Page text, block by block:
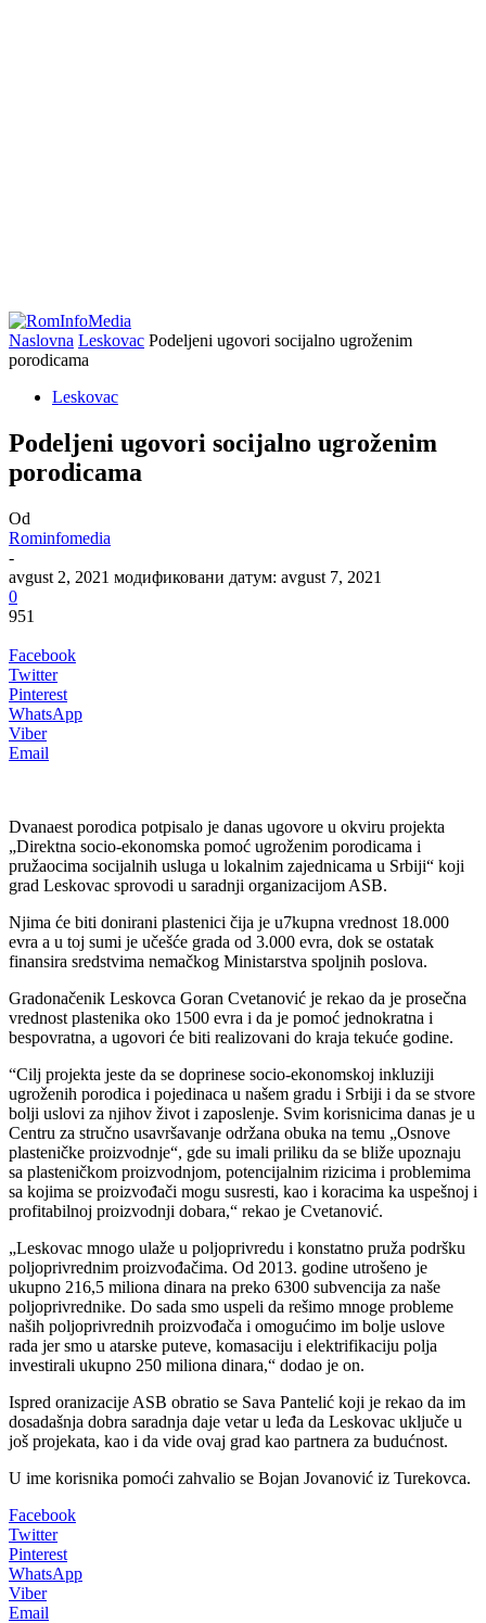
Naslovna Leskovac Podeljeni ugovori socijalno ugroženim
porodicama
Leskovac
Podeljeni ugovori socijalno ugroženim
porodicama
Od
Rominfomedia
-
avgust 2, 2021 модификовани датум: avgust 7, 2021
0
951
Facebook
Twitter
Pinterest
WhatsApp
Viber
Email
Dvanaest porodica potpisalo je danas ugovore u okviru projekta
„Direktna socio-ekonomska pomoć ugroženim porodicama i
pružaocima socijalnih usluga u lokalnim zajednicama u Srbiji“ koji
grad Leskovac sprovodi u saradnji organizacijom ASB.
Njima će biti donirani plastenici čija je u7kupna vrednost 18.000
evra a u toj sumi je učešće grada od 3.000 evra, dok se ostatak
finansira sredstvima nemačkog Ministarstva spoljnih poslova.
Gradonačenik Leskovca Goran Cvetanović je rekao da je prosečna
vrednost plastenika oko 1500 evra i da je pomoć jednokratna i
bespovratna, a ugovori će biti realizovani do kraja tekuće godine.
“Cilj projekta jeste da se doprinese socio-ekonomskoj inkluziji
ugroženih porodica i pojedinaca u našem gradu i Srbiji i da se stvore
bolji uslovi za njihov život i zaposlenje. Svim korisnicima danas je u
Centru za stručno usavršavanje održana obuka na temu „Osnove
plasteničke proizvodnje“, gde su imali priliku da se bliže upoznaju
sa plasteničkom proizvodnjom, potencijalnim rizicima i problemima
sa kojima se proizvođači mogu susresti, kao i koracima ka uspešnoj i
profitabilnoj proizvodnji dobara,“ rekao je Cvetanović.
„Leskovac mnogo ulaže u poljoprivredu i konstatno pruža podršku
poljoprivrednim proizvođačima. Od 2013. godine utrošeno je
ukupno 216,5 miliona dinara na preko 6300 subvencija za naše
poljoprivrednike. Do sada smo uspeli da rešimo mnoge probleme
naših poljoprivrednih proizvođača i omogućimo im bolje uslove
rada jer smo u atarske puteve, komasaciju i elektrifikaciju polja
investirali ukupno 250 miliona dinara,“ dodao je on.
Ispred oranizacije ASB obratio se Sava Pantelić koji je rekao da im
dosadašnja dobra saradnja daje vetar u leđa da Leskovac uključe u
još projekata, kao i da vide ovaj grad kao partnera za budućnost.
U ime korisnika pomoći zahvalio se Bojan Jovanović iz Turekovca.
Facebook
Twitter
Pinterest
WhatsApp
Viber
Email